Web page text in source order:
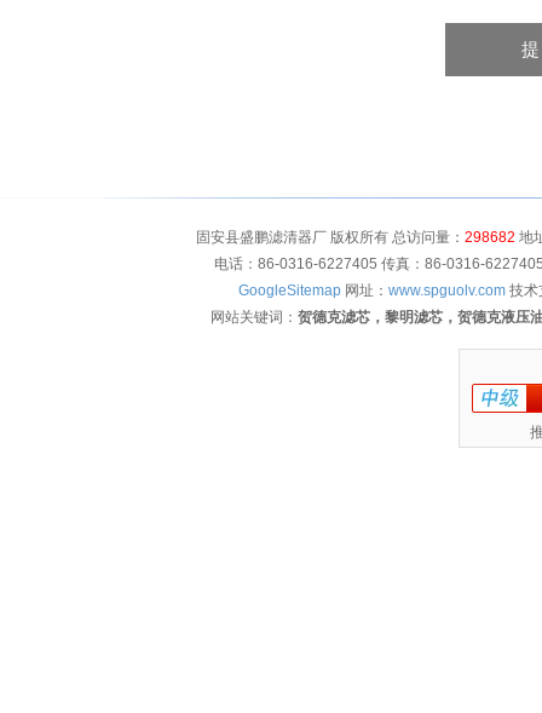
固安县盛鹏滤清器厂 版权所有 总访问量： 298682 地
电话：86-0316-6227405 传真：86-0316-
GoogleSitemap 网址： www.spguolv.com 技术
网站关键词： 贺德克滤芯，黎明滤芯，贺德克液压